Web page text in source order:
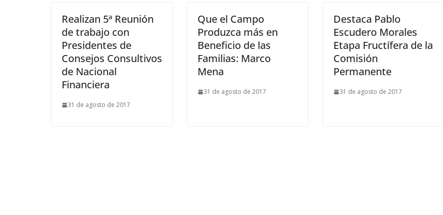
Realizan 5ª Reunión
de trabajo con
Presidentes de
Consejos Consultivos
de Nacional
Financiera
31 de agosto de 2017
Que el Campo
Produzca más en
Beneficio de las
Familias: Marco
Mena
31 de agosto de 2017
Destaca Pablo
Escudero Morales
Etapa Fructífera de la
Comisión
Permanente
31 de agosto de 2017